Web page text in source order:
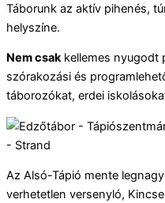
Táborunk az aktív pihenés,
helyszíne.
Nem csakkellemes nyugodt
szórakozási és
táborozókat, erdei
Az Alsó-Tápió mente
verhetetlen versenyló,